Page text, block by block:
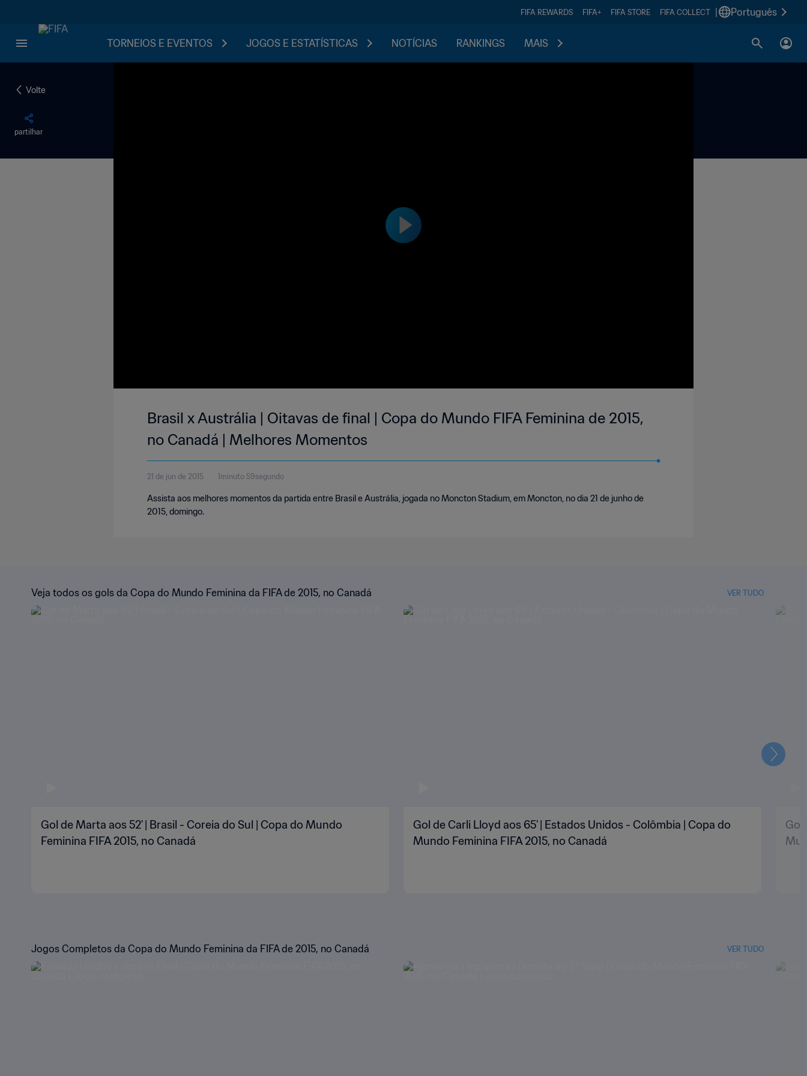
FIFA REWARDS FIFA+ FIFA STORE FIFA COLLECT Português
TORNEIOS E EVENTOS JOGOS E ESTATÍSTICAS NOTÍCIAS RANKINGS MAIS
Volte
partilhar
Brasil x Austrália | Oitavas de final | Copa do Mundo FIFA Feminina de 2015,
no Canadá | Melhores Momentos
21 de jun de 2015 1minuto 59segundo
Assista aos melhores momentos da partida entre Brasil e Austrália, jogada no Moncton Stadium, em Moncton, no dia 21 de junho de
2015, domingo.
Veja todos os gols da Copa do Mundo Feminina da FIFA de 2015, no Canadá VER TUDO
Gol de Marta aos 52' | Brasil - Coreia do Sul | Copa do Mundo
Feminina FIFA 2015, no Canadá
Gol de Carli Lloyd aos 65' | Estados Unidos - Colômbia | Copa do
Mundo Feminina FIFA 2015, no Canadá
Gol
Jogos Completos da Copa do Mundo Feminina da FIFA de 2015, no Canadá VER TUDO